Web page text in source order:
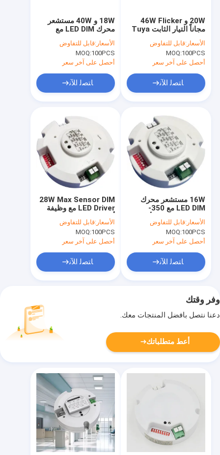
18W و 40W مستشعر
محرك LED DIM مع
خيارات التيار المتعددة
اختيار درجة حرارة اللون
الأسعار:قابل للتفاوض
MOQ:100PCS
أحصل على آخر سعر
ﺎﺘﺼﻟ ﺍﻶﻧ
20W و 46W Flicker
مجاناً التيار الثابت Tuya
Bluetooth مدفوع LED
الأسعار:قابل للتفاوض
MOQ:100PCS
أحصل على آخر سعر
ﺎﺘﺼﻟ ﺍﻶﻧ
28W Max Sensor DIM
LED Driver مع وظيفة
أولوية الضوء النهاري،
إنتاج 300-700mA
الأسعار:قابل للتفاوض
MOQ:100PCS
أحصل على آخر سعر
ﺎﺘﺼﻟ ﺍﻶﻧ
16W مستشعر محرك
LED DIM مع 350-
النهارية
الأسعار:قابل للتفاوض
MOQ:100PCS
أحصل على آخر سعر
ﺎﺘﺼﻟ ﺍﻶﻧ
وفر وقتك
دعنا نتصل بأفضل المنتجات معك.
أعط متطلباتك